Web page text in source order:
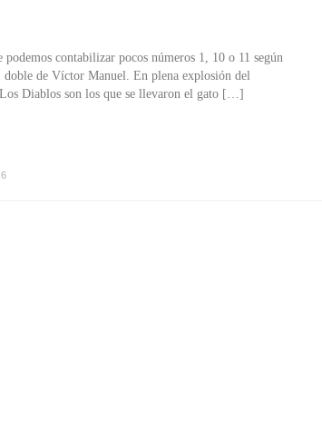
contabilizar pocos números 1, 10 o 11 según
doble de Ví­ctor Manuel. En plena explosión del
Diablos son los que se llevaron el gato […]